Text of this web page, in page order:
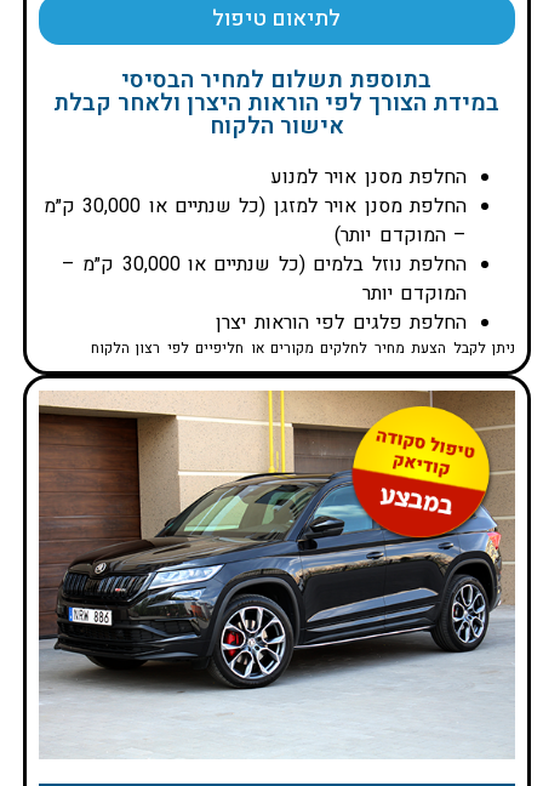
לתיאום טיפול
בתוספת תשלום למחיר הבסיסי
במידת הצורך לפי הוראות היצרן ולאחר קבלת
אישור הלקוח
החלפת מסנן אויר למנוע
החלפת מסנן אויר למזגן (כל שנתיים או 30,000 ק״מ
– המוקדם יותר)
החלפת נוזל בלמים (כל שנתיים או 30,000 ק״מ –
המוקדם יותר
החלפת פלגים לפי הוראות יצרן
ניתן לקבל הצעת מחיר לחלקים מקורים או חליפיים לפי רצון הלקוח